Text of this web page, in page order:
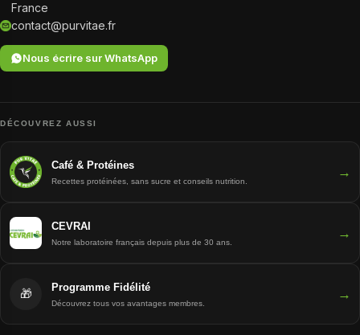
France
contact@purvitae.fr
Nous écrire sur WhatsApp
DÉCOUVREZ AUSSI
Café & Protéines
Recettes protéinées, sans sucre et conseils nutrition.
→
CEVRAI
Notre laboratoire français depuis plus de 30 ans.
→
🎁 Programme Fidélité
Découvrez tous vos avantages membres.
→